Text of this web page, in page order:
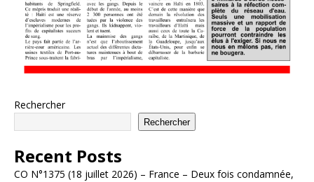
Rechercher
Rechercher
Recent Posts
CO N°1375 (18 juillet 2026) – France – Deux fois condamnée,